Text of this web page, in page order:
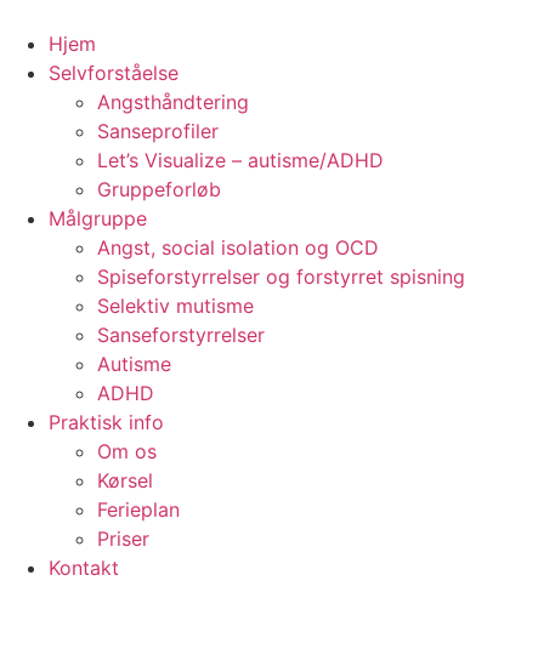
indhold
Hjem
Selvforståelse
Angsthåndtering
Sanseprofiler
Let’s Visualize – autisme/ADHD
Gruppeforløb
Målgruppe
Angst, social isolation og OCD
Spiseforstyrrelser og forstyrret spisning
Selektiv mutisme
Sanseforstyrrelser
Autisme
ADHD
Praktisk info
Om os
Kørsel
Ferieplan
Priser
Kontakt